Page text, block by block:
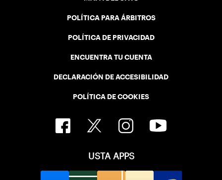
POLÍTICA PARA ÁRBITROS
POLÍTICA DE PRIVACIDAD
ENCUENTRA TU CUENTA
DECLARACIÓN DE ACCESIBILIDAD
POLÍTICA DE COOKIES
USTA APPS